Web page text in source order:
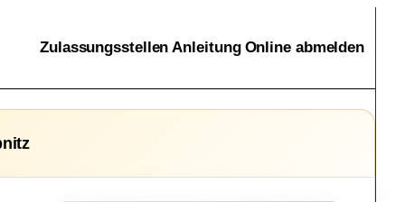
Zulassungsstellen Anleitung Online abmelden